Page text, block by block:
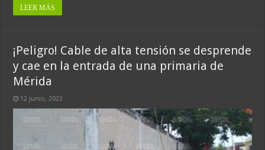
LEER MÁS
¡Peligro! Cable de alta tensión se desprende
y cae en la entrada de una primaria de
Mérida
12 junio, 2023